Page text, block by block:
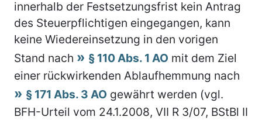
innerhalb der Festsetzungsfrist kein Antrag
des Steuerpflichtigen eingegangen, kann
keine Wiedereinsetzung in den vorigen
Stand nach
§ 110 Abs. 1 AO mit dem Ziel
einer rückwirkenden Ablaufhemmung nach
§ 171 Abs. 3 AO gewährt werden (vgl.
BFH-Urteil vom 24.1.2008, VII R 3/07, BStBl II